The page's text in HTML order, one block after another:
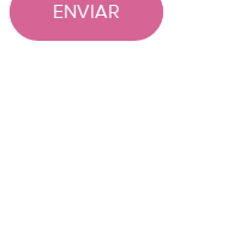
ENVIAR